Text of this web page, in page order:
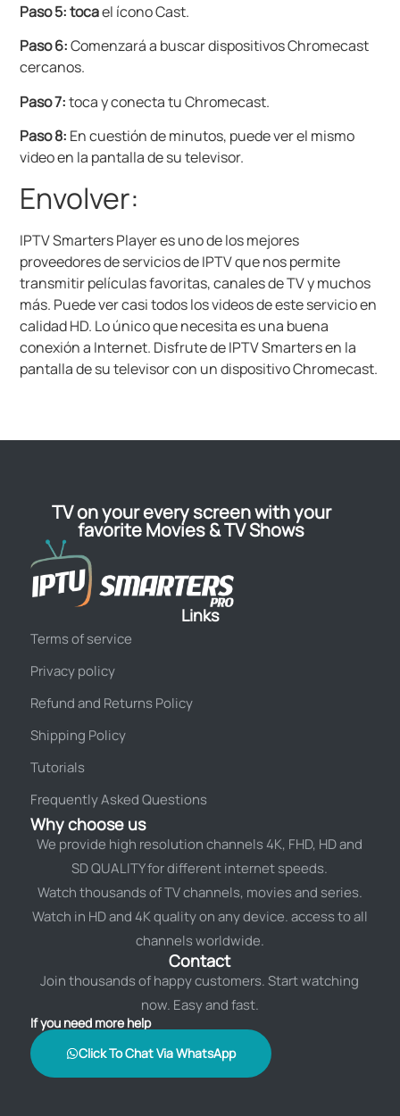
Paso 5: tocael ícono Cast.
Paso 6:Comenzará a buscar dispositivos Chromecast
cercanos.
Paso 7:toca y conecta tu Chromecast.
Paso 8: En cuestión de minutos, puede ver el mismo
video en la pantalla de su televisor.
Envolver:
IPTV Smarters Player es uno de los mejores
proveedores de servicios de IPTV que nos permite
transmitir películas favoritas, canales de TV y muchos
más. Puede ver casi todos los videos de este servicio en
calidad HD. Lo único que necesita es una buena
conexión a Internet. Disfrute de IPTV Smarters en la
pantalla de su televisor con un dispositivo Chromecast.
TV on your every screen with your
favorite Movies & TV Shows
Links
Terms of service
Privacy policy
Refund and Returns Policy
Shipping Policy
Tutorials
Frequently Asked Questions
Why choose us
We provide high resolution channels 4K, FHD, HD and
SD QUALITY for different internet speeds.
Watch thousands of TV channels, movies and series.
Watch in HD and 4K quality on any device. access to all
channels worldwide.
Contact
Join thousands of happy customers. Start watching
now. Easy and fast.
If you need more help
Click To Chat Via WhatsApp